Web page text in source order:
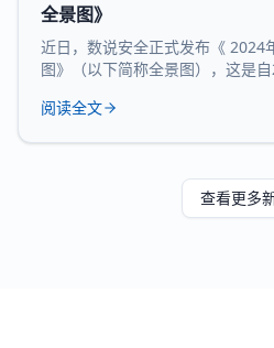
全景图》
近日，数说安全正式发布《 2024
图》（以下简称全景图），这是
沉淀、服务经验和长时间的市场验
致力于提供客观、科学的市
阅读全文
查看更多